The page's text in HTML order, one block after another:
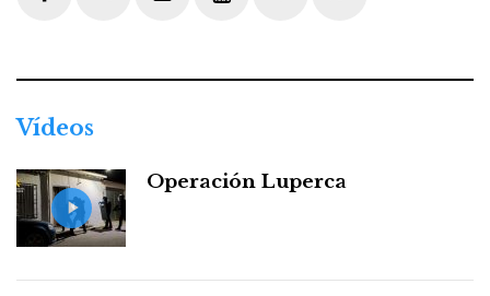
Vídeos
Operación Luperca